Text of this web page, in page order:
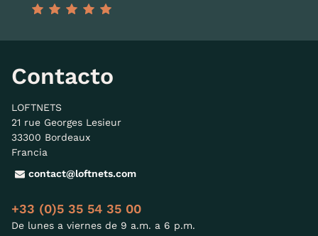
Contacto
LOFTNETS
21 rue Georges Lesieur
33300 Bordeaux
Francia
contact@loftnets.com
+33 (0)5 35 54 35 00
De lunes a viernes de 9 a.m. a 6 p.m.